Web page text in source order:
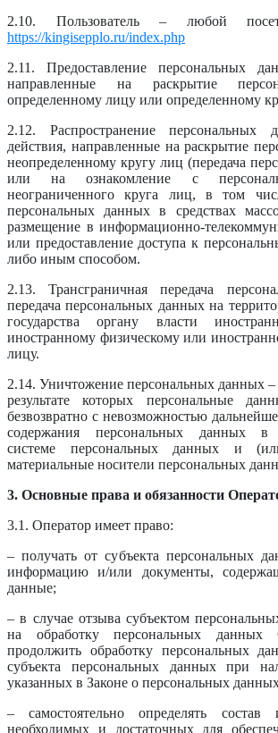
2.10. Пользователь – любой
https://kingisepplo.ru/index.php
2.11. Предоставление персональных
направленные на раскрытие
определенному лицу или определенному
2.12. Распространение
действия, направленные на раскрытие
неопределенному кругу лиц (передача
или на ознакомление с
неограниченного круга лиц, в том
персональных данных в средствах
размещение в информационно-
или предоставление доступа к
либо иным способом.
2.13. Трансграничная передача
передача персональных данных на
государства органу власти
иностранному физическому или
лицу.
2.14. Уничтожение персональных данных
результате которых персональные
безвозвратно с невозможностью
содержания персональных данных в
системе персональных данных и
материальные носители персональных
3. Основные права и обязанности
3.1. Оператор имеет право:
– получать от субъекта персональных
информацию и/или документы,
данные;
– в случае отзыва субъектом
на обработку персональных данных
продолжить обработку персональных
субъекта персональных данных при
указанных в Законе о персональных
– самостоятельно определять
необходимых и достаточных для